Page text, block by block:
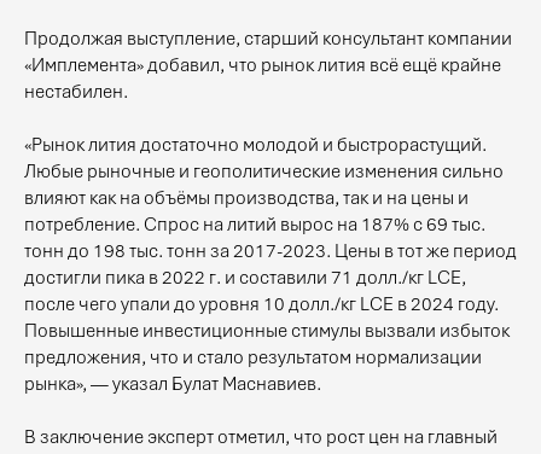
Продолжая выступление, старший консультант компании
«Имплемента» добавил, что рынок лития всё ещё крайне
нестабилен.
«Рынок лития достаточно молодой и быстрорастущий.
Любые рыночные и геополитические изменения сильно
влияют как на объёмы производства, так и на цены и
потребление. Спрос на литий вырос на 187% с 69 тыс.
тонн до 198 тыс. тонн за 2017-2023. Цены в тот же период
достигли пика в 2022 г. и составили 71 долл./кг LCE,
после чего упали до уровня 10 долл./кг LCE в 2024 году.
Повышенные инвестиционные стимулы вызвали избыток
предложения, что и стало результатом нормализации
рынка», — указал Булат Маснавиев.
В заключение эксперт отметил, что рост цен на главный